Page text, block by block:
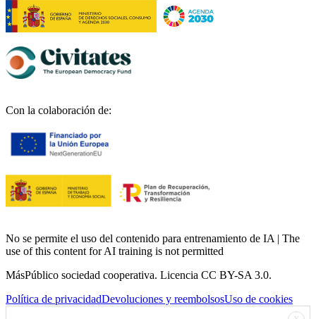
Con la colaboración de:
No se permite el uso del contenido para entrenamiento de IA | The
use of this content for AI training is not permitted
MásPúblico sociedad cooperativa. Licencia CC BY-SA 3.0.
Política de privacidadDevoluciones y reembolsosUso de cookies